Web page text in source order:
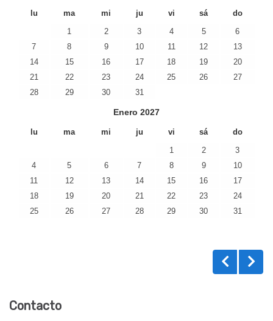
lu ma mi ju vi sá do
1 2 3 4 5
6
7
8 9 10 11 12
13
14
15 16 17 18 19
20
21
22 23 24 25 26
27
28
29 30 31
Enero 2027
lu ma mi ju vi sá do
1 2
3
4
5 6 7 8 9
10
11
12 13 14 15 16
17
18
19 20 21 22 23
24
25
26 27 28 29 30 31
Contacto